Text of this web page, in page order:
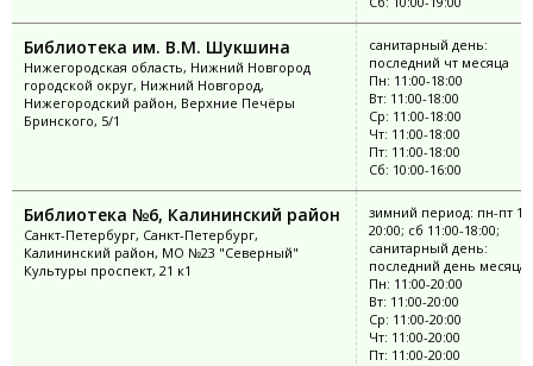
Библиотека им. В.М. Шукшина
Нижегородская область, Нижний Новгород
городской округ, Нижний Новгород,
Нижегородский район, Верхние Печёры
Бринского, 5/1
санитарный день:
последний чт месяца
Пн: 11:00-18:00
Вт: 11:00-18:00
Ср: 11:00-18:00
Чт: 11:00-18:00
Пт: 11:00-18:00
Сб: 10:00-16:00
Библиотека №6, Калининский район
Санкт-Петербург, Санкт-Петербург,
Калининский район, МО №23 "Северный"
Культуры проспект, 21 к1
зимний период: пн-пт
20:00; сб 11:00-18:00;
санитарный день:
последний день месяца
Пн: 11:00-20:00
Вт: 11:00-20:00
Ср: 11:00-20:00
Чт: 11:00-20:00
Пт: 11:00-20:00